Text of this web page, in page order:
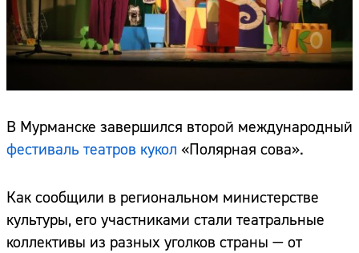
В Мурманске завершился второй международный
фестиваль театров кукол «Полярная сова».
Как сообщили в региональном министерстве
культуры, его участниками стали театральные
коллективы из разных уголков страны — от